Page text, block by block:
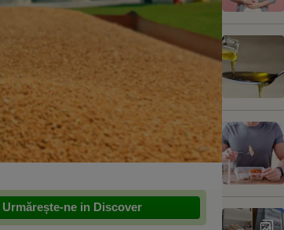
Urmărește-ne in Discover